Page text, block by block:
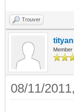
Trouver
Member
08/11/